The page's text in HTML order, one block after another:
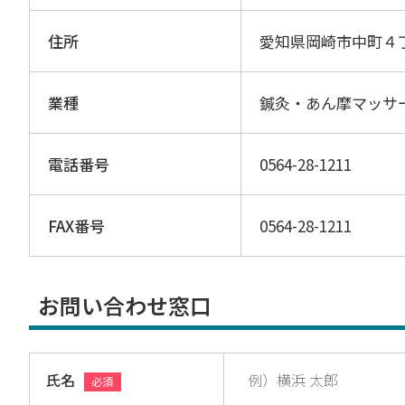
住所 愛知県岡崎市中町４
業種 鍼灸・あん摩マッサ
電話番号 0564-28-1211
FAX番号 0564-28-1211
お問い合わせ窓口
氏名 必須